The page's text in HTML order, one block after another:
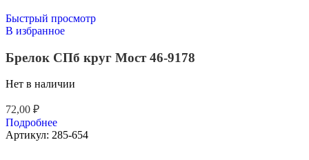
Быстрый просмотр
В избранное
Брелок СПб круг Мост 46-9178
Нет в наличии
72,00 ₽
Подробнее
Артикул: 285-654